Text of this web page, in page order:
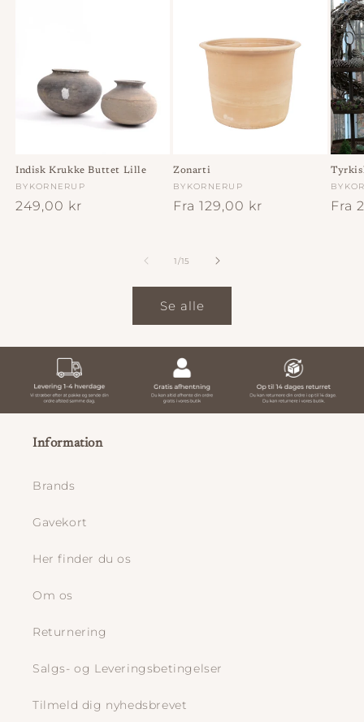
Indisk Krukke Buttet Lille
Forhandler:
BYKORNERUP
Normalpris
249,00 kr
Zonarti
Forhandler:
BYKORNERUP
Normalpris
Fra 129,00 kr Fra
1/af
15
Se alle
Information
Brands
Gavekort
Her finder du os
Om os
Returnering
Salgs- og Leveringsbetingelser
Tilmeld dig nyhedsbrevet